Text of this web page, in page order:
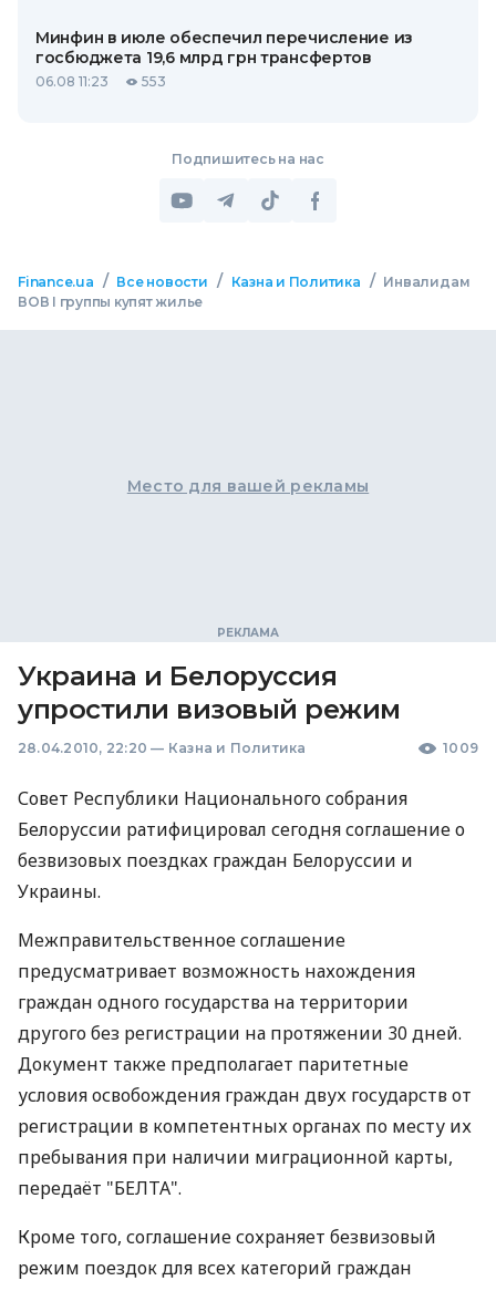
Минфин в июле обеспечил перечисление из
госбюджета 19,6 млрд грн трансфертов
06.08 11:23 553
Подпишитесь на нас
Finance.ua / Все новости / Казна и Политика / Инвалидам
ВОВ I группы купят жилье
Место для вашей рекламы
Украина и Белоруссия
упростили визовый режим
28.04.2010, 22:20 — Казна и Политика 1009
Совет Республики Национального собрания
Белоруссии ратифицировал сегодня соглашение о
безвизовых поездках граждан Белоруссии и
Украины.
Межправительственное соглашение
предусматривает возможность нахождения
граждан одного государства на территории
другого без регистрации на протяжении 30 дней.
Документ также предполагает паритетные
условия освобождения граждан двух государств от
регистрации в компетентных органах по месту их
пребывания при наличии миграционной карты,
передаёт "БЕЛТА".
Кроме того, соглашение сохраняет безвизовый
режим поездок для всех категорий граждан